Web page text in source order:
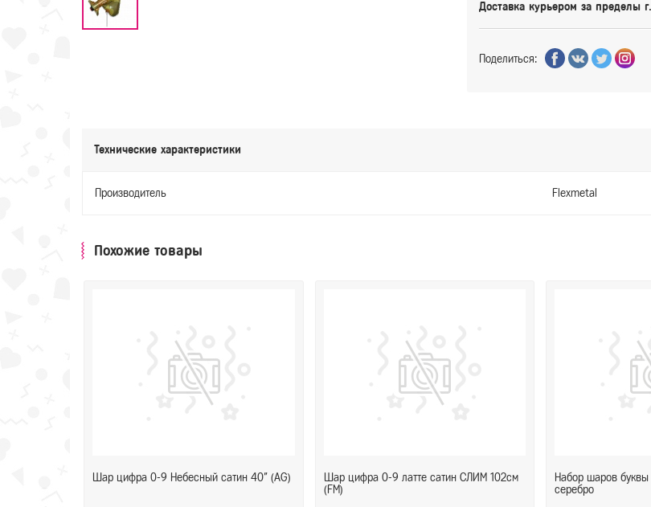
Доставка курьером за пределы
Поделиться:
Технические характеристики
Производитель Flexmetal
Похожие товары
Шар цифра 0-9 Небесный сатин 40" (AG)
Шар цифра 0-9 латте сатин СЛИМ 102см
(FM)
Набор шаров
серебро